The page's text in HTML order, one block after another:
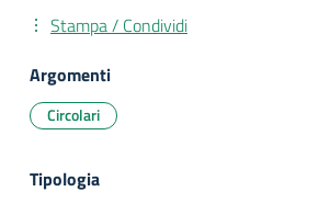
Stampa / Condividi
Argomenti
Circolari
Tipologia